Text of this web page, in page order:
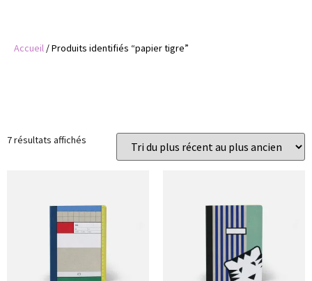
Accueil / Produits identifiés “papier tigre”
7 résultats affichés